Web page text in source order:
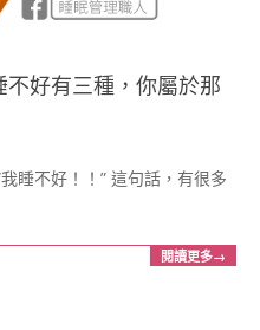
不好有三種，你屬於那
睡不好！！” 這句話，有很多
閱讀更多→